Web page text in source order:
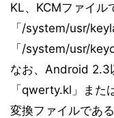
KL、KCMファイル
「/system/usr/
「/system/usr/
なお、Android 2.3
「qwerty.kl」ま
変換ファイルであ